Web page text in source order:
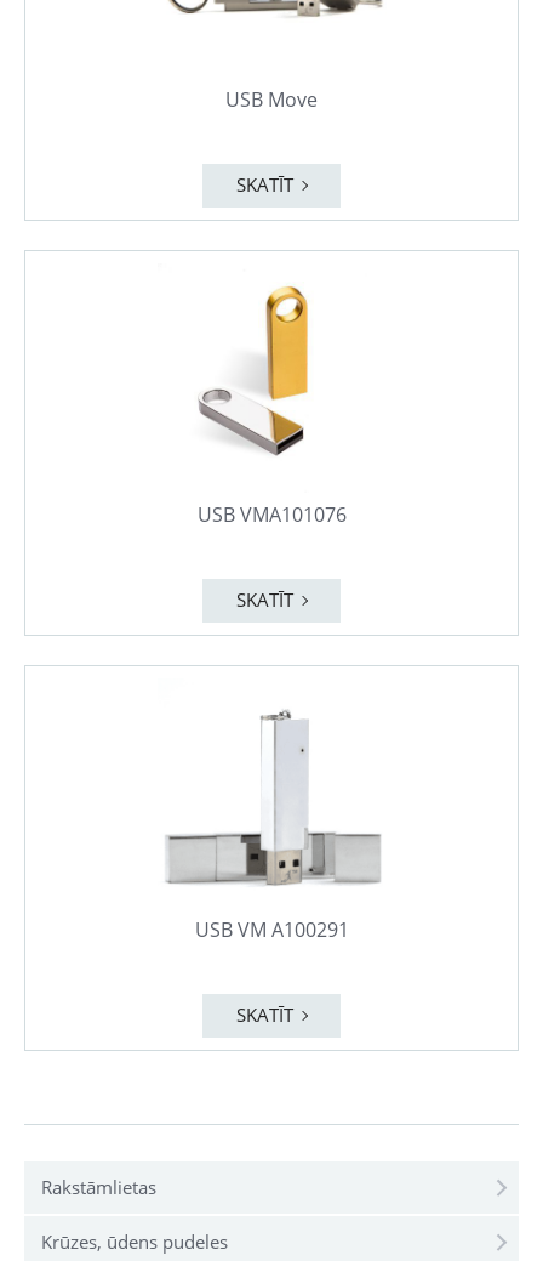
Rakstāmlietas
Krūzes, ūdens pudeles
USB Move
SKATĪT
USB VMA101076
SKATĪT
USB VM A100291
SKATĪT